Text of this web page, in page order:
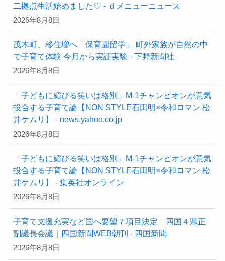
二拠点生活始めました♡ - ｄメニューニュース
2026年8月8日
茂木町、移住増へ「保育園留学」 町外家族が自然の中
で子育て体験 今月から実証実験 - 下野新聞社
2026年8月8日
「子どもに媚びる笑いは格別」M-1チャンピオンが意気
投合する子育て論【NON STYLE石田明×令和ロマン 松
井ケムリ】 - news.yahoo.co.jp
2026年8月8日
「子どもに媚びる笑いは格別」M-1チャンピオンが意気
投合する子育て論【NON STYLE石田明×令和ロマン 松
井ケムリ】 - 集英社オンライン
2026年8月8日
子育て支援充実など国へ要望７項目決定 四国４県正
副議長会議｜四国新聞WEB朝刊 - 四国新聞
2026年8月8日